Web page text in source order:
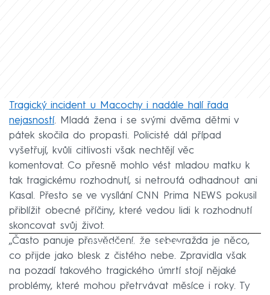
Tragický incident u Macochy i nadále halí řada
nejasností. Mladá žena i se svými dvěma dětmi v
pátek skočila do propasti. Policisté dál případ
vyšetřují, kvůli citlivosti však nechtějí věc
komentovat. Co přesně mohlo vést mladou matku k
tak tragickému rozhodnutí, si netroufá odhadnout ani
Kasal. Přesto se ve vysílání CNN Prima NEWS pokusil
přiblížit obecné příčiny, které vedou lidi k rozhodnutí
skoncovat svůj život.
Failed to fetch
„Často panuje přesvědčení, že sebevražda je něco,
co přijde jako blesk z čistého nebe. Zpravidla však
na pozadí takového tragického úmrtí stojí nějaké
problémy, které mohou přetrvávat měsíce i roky. Ty